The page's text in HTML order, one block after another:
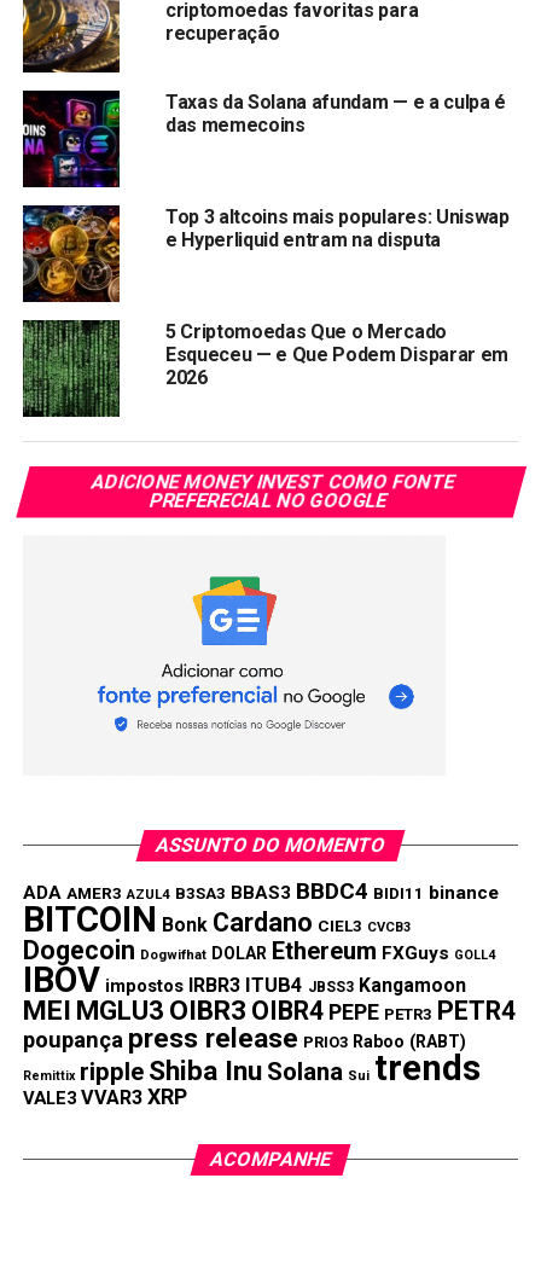
em breve fundos negociados em bolsa (ETF) Bitcoin à
vista.
Vale lembrar que Max Keiser é conhecido por seu
ataque agressivo a altcoins.
digitais alternativas de fraudes e usadas no financiamento
do terrorismo, enquanto chama o Bitcoin de “dinheiro de
Deus”.
Preço do Solana (SOL)
No momento da redação deste texto, opreço do Solana
(SOL)é de US$ 102,24, com um volume de negociação de
24 horas de US$ 3.315.548.347,71.
Compartilhar:
CopyWhatsApp
Twitter
Facebook
Reddit
Email
TÓPICOS RELACIONADOS: SOL
Binance pode remover 10 tokens da plataforma sem
aviso prévio; confira a lista
criptomoedas favoritas para
recuperação
Taxas da Solana afundam — e a culpa é
das memecoins
Top 3 altcoins mais populares: Uniswap
e Hyperliquid entram na disputa
5 Criptomoedas Que o Mercado
Esqueceu — e Que Podem Disparar em
2026
ADICIONE MONEY INVEST COMO FONTE
PREFERECIAL NO GOOGLE
ASSUNTO DO MOMENTO
ADA AMER3 AZUL4 B3SA3 BBAS3 BBDC4 BIDI11 binance
BITCOIN Bonk Cardano CIEL3 CVCB3
Dogecoin Dogwifhat DOLAR Ethereum FXGuys GOLL4
IBOV impostos IRBR3 ITUB4 JBSS3 Kangamoon
MEI MGLU3 OIBR3 OIBR4 PEPE PETR3 PETR4
poupança press release PRIO3 Raboo (RABT)
Remittix ripple Shiba Inu Solana Sui trends
VALE3 VVAR3 XRP
ACOMPANHE